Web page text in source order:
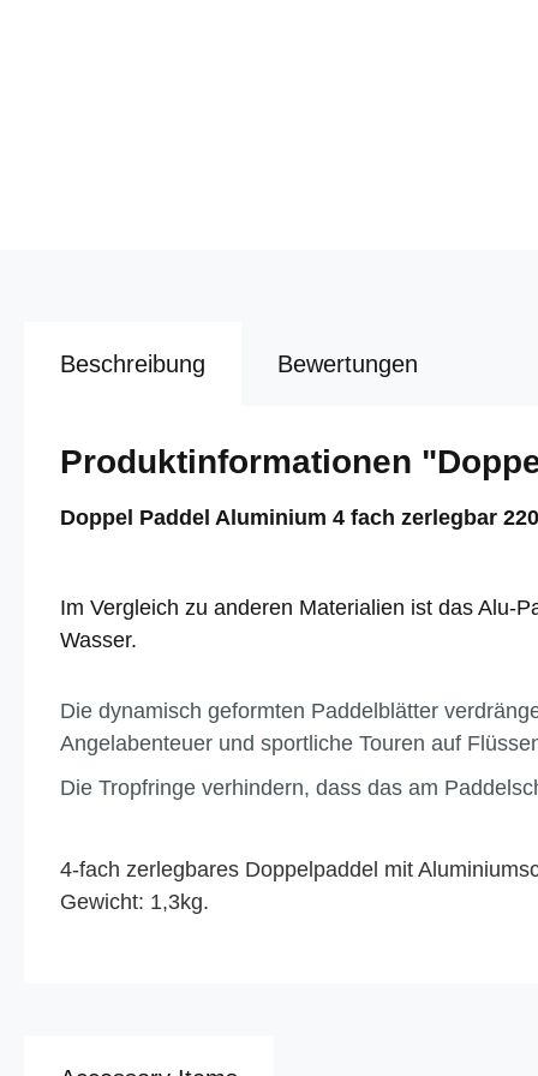
Beschreibung Bewertungen
Produktinformationen
Doppel Paddel Aluminium 4 fach zerlegbar
Im Vergleich zu anderen Materialien ist das Alu-
Wasser.
Die dynamisch geformten Paddelblätter
Angelabenteuer und sportliche Touren auf
Die Tropfringe verhindern, dass das am
4-fach zerlegbares Doppelpaddel mit
Gewicht: 1,3kg.